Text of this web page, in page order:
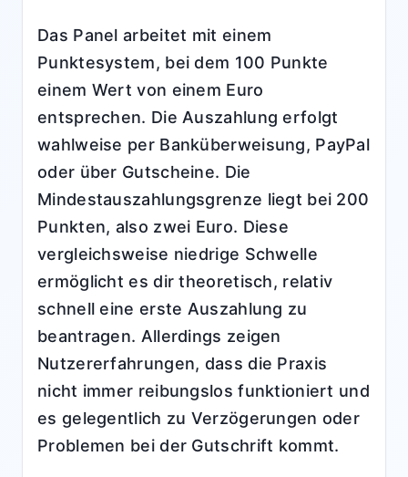
Das Panel arbeitet mit einem
Punktesystem, bei dem 100 Punkte
einem Wert von einem Euro
entsprechen. Die Auszahlung erfolgt
wahlweise per Banküberweisung, PayPal
oder über Gutscheine. Die
Mindestauszahlungsgrenze liegt bei 200
Punkten, also zwei Euro. Diese
vergleichsweise niedrige Schwelle
ermöglicht es dir theoretisch, relativ
schnell eine erste Auszahlung zu
beantragen. Allerdings zeigen
Nutzererfahrungen, dass die Praxis
nicht immer reibungslos funktioniert und
es gelegentlich zu Verzögerungen oder
Problemen bei der Gutschrift kommt.